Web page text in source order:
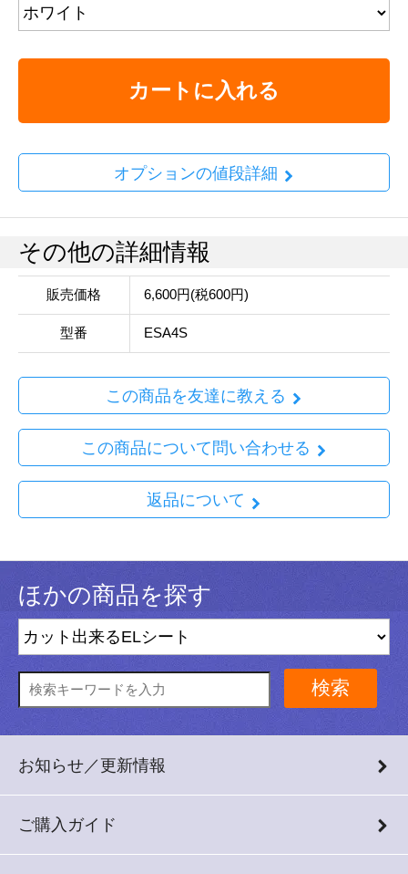
カートに入れる
オプションの値段詳細
その他の詳細情報
販売価格 6,600円(税600円)
型番 ESA4S
この商品を友達に教える
この商品について問い合わせる
返品について
ほかの商品を探す
検索
お知らせ／更新情報
ご購入ガイド